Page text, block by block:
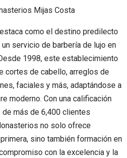
como el destino predilecto
servicio de barbería de lujo en
1998, este establecimiento
cortes de cabello, arreglos de
faciales y más, adaptándose a
moderno. Con una calificación
más de 6,400 clientes
no solo ofrece
sino también formación en
con la excelencia y la